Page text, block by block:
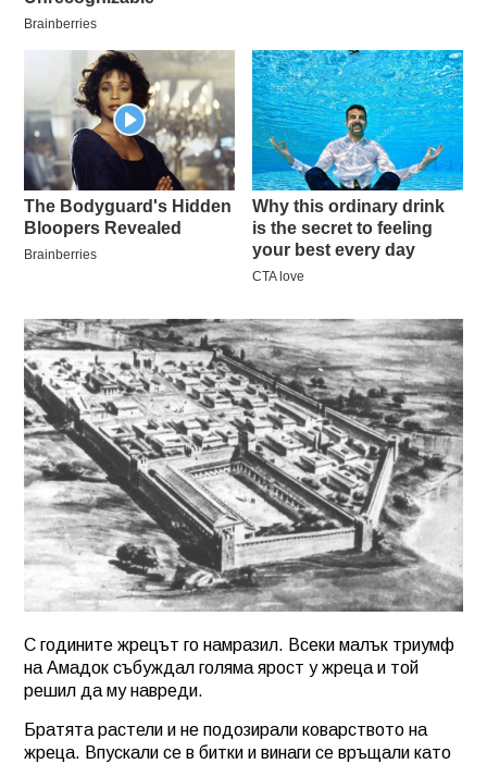
С годините жрецът го намразил. Всеки малък триумф
на Амадок събуждал голяма ярост у жреца и той
решил да му навреди.
Братята растели и не подозирали коварството на
жреца. Впускали се в битки и винаги се връщали като